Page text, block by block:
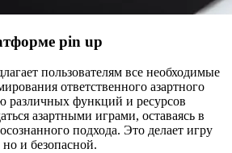
pin up
пользователям все необходимые
ответственного азартного
различных функций и ресурсов
азартными играми, оставаясь в
подхода. Это делает игру
и безопасной.